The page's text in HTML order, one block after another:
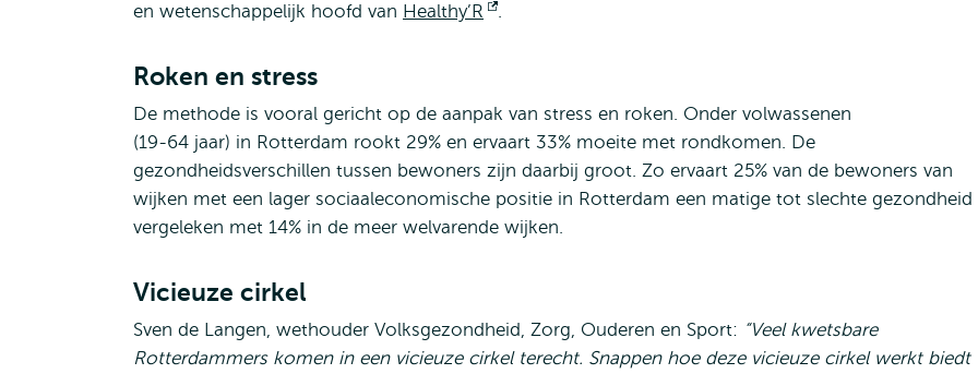
en wetenschappelijk hoofd van Healthy’R
Opent
.
Roken en stress
De methode is vooral gericht op de aanpak van stress en roken. Onder volwassenen
(19-64 jaar) in Rotterdam rookt 29% en ervaart 33% moeite met rondkomen. De
gezondheidsverschillen tussen bewoners zijn daarbij groot. Zo ervaart 25% van de bewoners van
wijken met een lager sociaaleconomische positie in Rotterdam een matige tot slechte gezondheid
vergeleken met 14% in de meer welvarende wijken.
Vicieuze cirkel
Sven de Langen, wethouder Volksgezondheid, Zorg, Ouderen en Sport: “Veel kwetsbare
Rotterdammers komen in een vicieuze cirkel terecht. Snappen hoe deze vicieuze cirkel werkt biedt